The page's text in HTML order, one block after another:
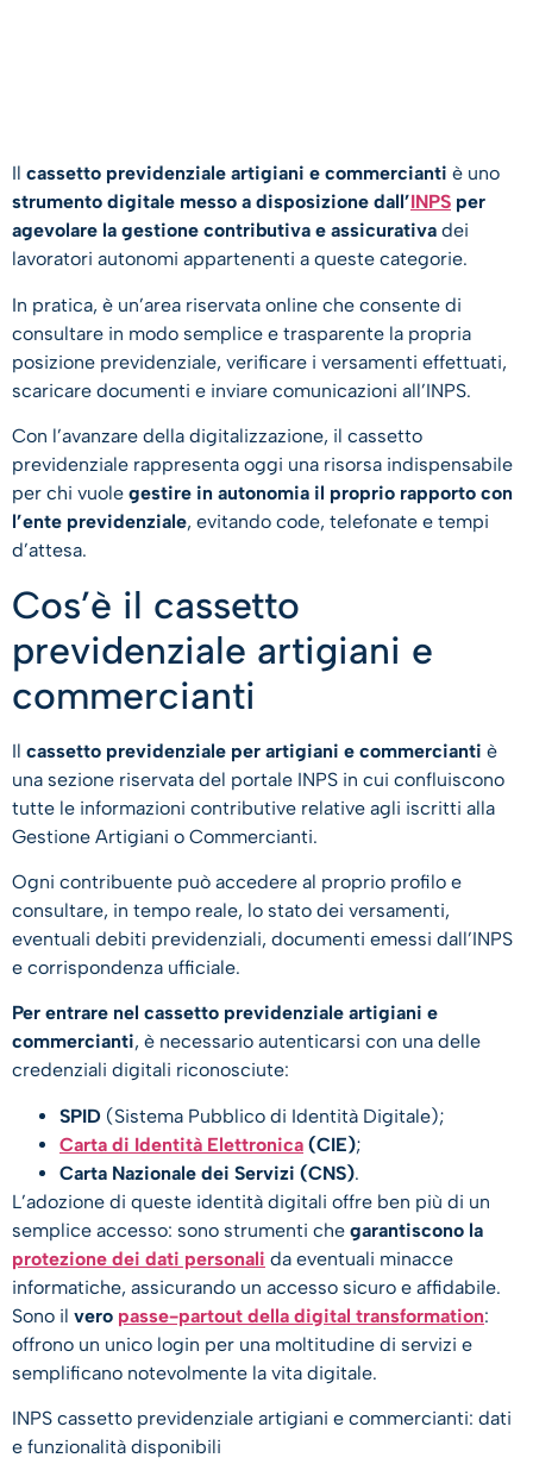
Il cassetto previdenziale artigiani e commercianti è uno
strumento digitale messo a disposizione dall’INPS per
agevolare la gestione contributiva e assicurativa dei
lavoratori autonomi appartenenti a queste categorie.
In pratica, è un’area riservata online che consente di
consultare in modo semplice e trasparente la propria
posizione previdenziale, verificare i versamenti effettuati,
scaricare documenti e inviare comunicazioni all’INPS.
Con l’avanzare della digitalizzazione, il cassetto
previdenziale rappresenta oggi una risorsa indispensabile
per chi vuole gestire in autonomia il proprio rapporto con
l’ente previdenziale, evitando code, telefonate e tempi
d’attesa.
Cos’è il cassetto
previdenziale artigiani e
commercianti
Il cassetto previdenziale per artigiani e commercianti è
una sezione riservata del portale INPS in cui confluiscono
tutte le informazioni contributive relative agli iscritti alla
Gestione Artigiani o Commercianti.
Ogni contribuente può accedere al proprio profilo e
consultare, in tempo reale, lo stato dei versamenti,
eventuali debiti previdenziali, documenti emessi dall’INPS
e corrispondenza ufficiale.
Per entrare nel cassetto previdenziale artigiani e
commercianti, è necessario autenticarsi con una delle
credenziali digitali riconosciute:
SPID (Sistema Pubblico di Identità Digitale);
Carta di Identità Elettronica (CIE);
Carta Nazionale dei Servizi (CNS).
L’adozione di queste identità digitali offre ben più di un
semplice accesso: sono strumenti che garantiscono la
protezione dei dati personali da eventuali minacce
informatiche, assicurando un accesso sicuro e affidabile.
Sono il vero passe-partout della digital transformation:
offrono un unico login per una moltitudine di servizi e
semplificano notevolmente la vita digitale.
INPS cassetto previdenziale artigiani e commercianti: dati
e funzionalità disponibili